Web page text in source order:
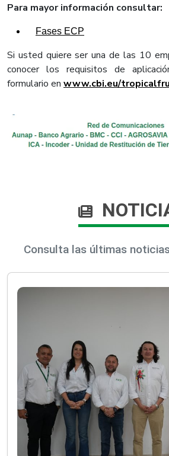
Para mayor información consultar:
Fases ECP
Si usted quiere ser una de las 10
conocer los requisitos de
formulario en www.cbi.eu/
Consulta las últimas